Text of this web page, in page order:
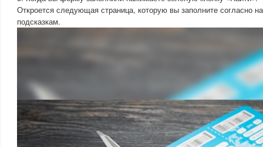
Откроется следующая страница, которую вы заполните согласно
подсказкам.